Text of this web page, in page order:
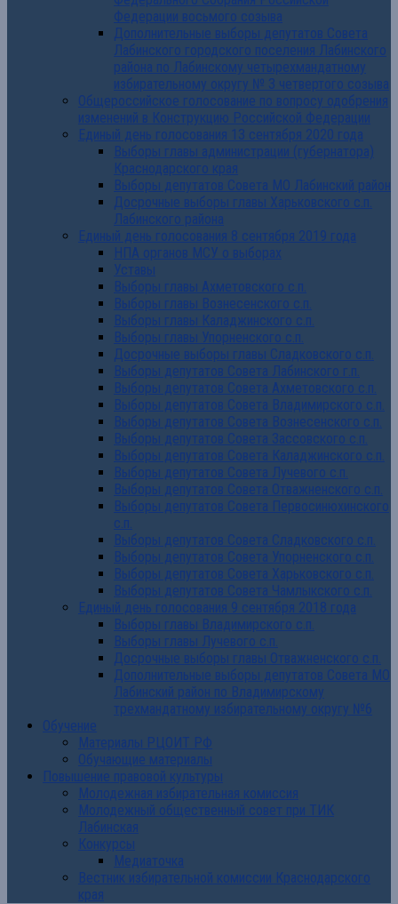
Федерации восьмого созыва
Дополнительные выборы депутатов Совета
Лабинского городского поселения Лабинского
района по Лабинскому четырехмандатному
избирательному округу № 3 четвертого созыва
Общероссийское голосование по вопросу одобрения
изменений в Конструкцию Российской Федерации
Единый день голосования 13 сентября 2020 года
Выборы главы администрации (губернатора)
Краснодарского края
Выборы депутатов Совета МО Лабинский район
Досрочные выборы главы Харьковского с.п.
Лабинского района
Единый день голосования 8 сентября 2019 года
НПА органов МСУ о выборах
Уставы
Выборы главы Ахметовского с.п.
Выборы главы Вознесенского с.п.
Выборы главы Каладжинского с.п.
Выборы главы Упорненского с.п.
Досрочные выборы главы Сладковского с.п.
Выборы депутатов Совета Лабинского г.п.
Выборы депутатов Совета Ахметовского с.п.
Выборы депутатов Совета Владимирского с.п.
Выборы депутатов Совета Вознесенского с.п.
Выборы депутатов Совета Зассовского с.п.
Выборы депутатов Совета Каладжинского с.п.
Выборы депутатов Совета Лучевого с.п.
Выборы депутатов Совета Отважненского с.п.
Выборы депутатов Совета Первосинюхинского
с.п.
Выборы депутатов Совета Сладковского с.п.
Выборы депутатов Совета Упорненского с.п.
Выборы депутатов Совета Харьковского с.п.
Выборы депутатов Совета Чамлыкского с.п.
Единый день голосования 9 сентября 2018 года
Выборы главы Владимирского с.п.
Выборы главы Лучевого с.п.
Досрочные выборы главы Отважненского с.п.
Дополнительные выборы депутатов Совета МО
Лабинский район по Владимирскому
трехмандатному избирательному округу №6
Обучение
Материалы РЦОИТ РФ
Обучающие материалы
Повышение правовой культуры
Молодежная избирательная комиссия
Молодежный общественный совет при ТИК
Лабинская
Конкурсы
Медиаточка
Вестник избирательной комиссии Краснодарского
края